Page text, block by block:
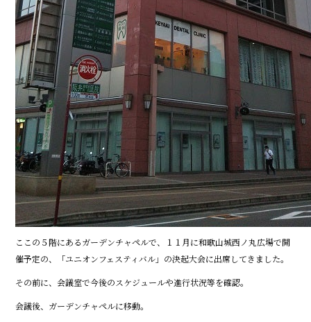
ここの５階にあるガーデンチャペルで、１１月に和歌山城西ノ丸広場で開
催予定の、「ユニオンフェスティバル」の決起大会に出席してきました。
その前に、会議室で今後のスケジュールや進行状況等を確認。
会議後、ガーデンチャペルに移動。